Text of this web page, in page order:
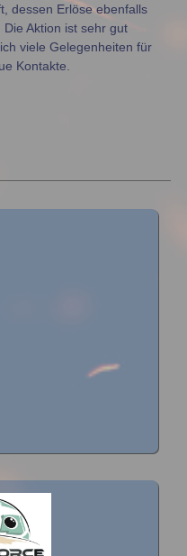
dessen Erlöse ebenfalls
Aktion ist sehr gut
viele Gelegenheiten für
Kontakte.